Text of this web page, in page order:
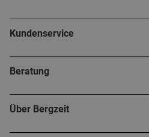
Kundenservice
Beratung
Über Bergzeit